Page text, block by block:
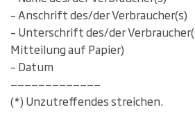
– Anschrift des/der Verbraucher(s)
– Unterschrift des/der
Mitteilung auf Papier)
– Datum
—————————————
(*) Unzutreffendes streichen.